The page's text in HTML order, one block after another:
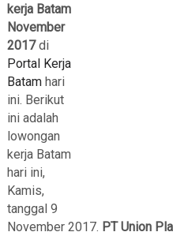
kerja Batam
November
2017di
Portal Kerja
Batamhari
ini. Berikut
ini adalah
lowongan
kerja Batam
hari ini,
Kamis,
tanggal 9
November 2017. PT Union